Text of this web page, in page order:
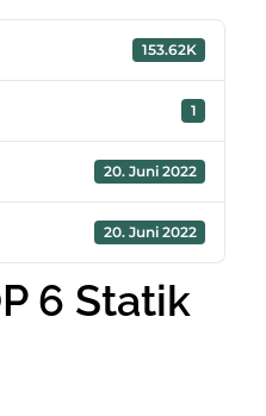
153.62K
1
20. Juni 2022
20. Juni 2022
6 Statik